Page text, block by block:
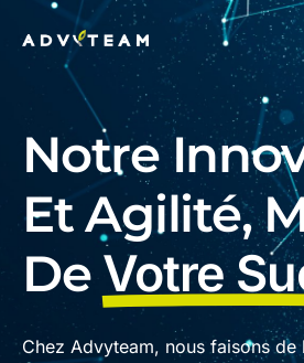
Notre
Et Agilité,
De Votre
Chez Advyteam, nous faisons de